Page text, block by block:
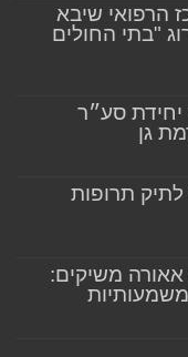
הרפואי שיבא
"בתי החולים
יחידת סע״ר
גן
תרופות
אאורה משיקים: